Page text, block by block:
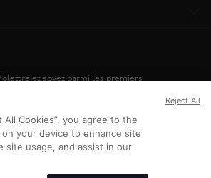
et soyez parmi les premiers
ABONNEZ-VOUS
All Cookies”, you agree to the
your device to enhance site
site usage, and assist in our
Reject All